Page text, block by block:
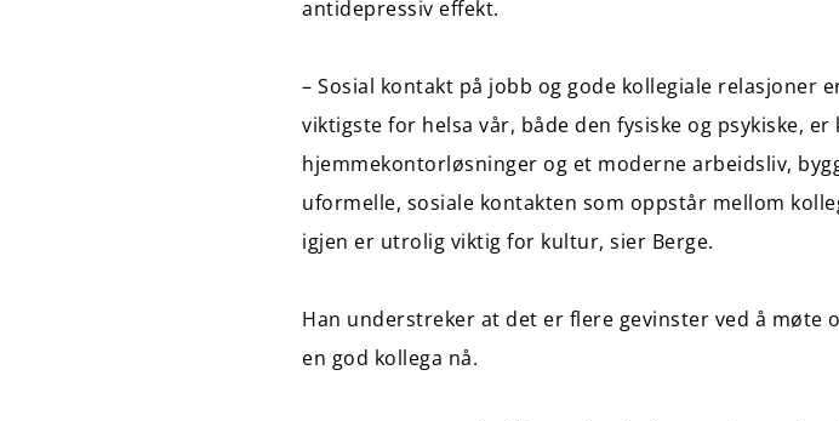
antidepressiv effekt.
– Sosial kontakt på jobb og gode kollegiale relasjoner
viktigste for helsa vår, både den fysiske og psykiske,
hjemmekontorløsninger og et moderne arbeidsliv,
uformelle, sosiale kontakten som oppstår mellom
igjen er utrolig viktig for kultur, sier Berge.
Han understreker at det er flere gevinster ved å
en god kollega nå.